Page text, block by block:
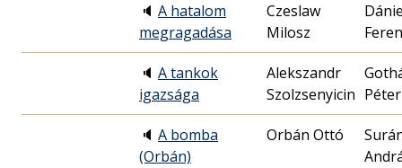
🔈 A hatalom
megragadása
Czeslaw
Milosz
🔈 A tankok
igazsága
Alekszandr
Szolzsenyicin Péter
🔈 A bomba
(Orbán)
Orbán Ottó